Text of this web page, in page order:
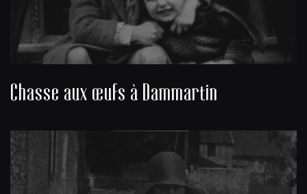
Chasse aux œufs à Dammartin